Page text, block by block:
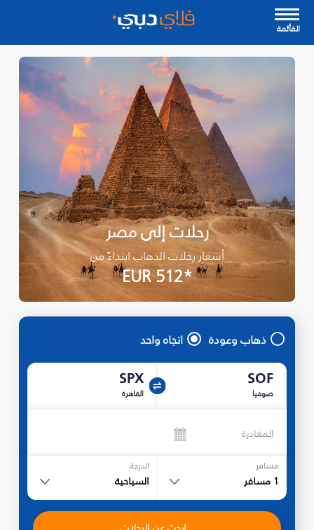
القأئمة
رحلات إلى مصر
أسعار رحلات الذهاب ابتداءً من
*EUR 512
ذهاب وعودة اتجاه واحد
SOF
صوفيا
SPX
القاهرة
المغادرة
مسافر
1 مسافر
الدرجة
السياحية